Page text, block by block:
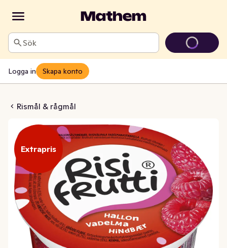
Sök
Logga in Skapa konto
Rismål & rågmål
Hallon
Extrapris